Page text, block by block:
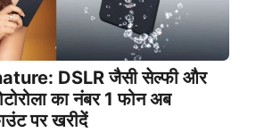
DSLR जैसी सेल्फी और
का नंबर 1 फोन अब
पर खरीदें